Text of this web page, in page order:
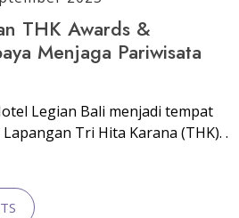
THK Awards &
Menjaga Pariwisata
Legian Bali menjadi tempat
Tri Hita Karana (THK). .